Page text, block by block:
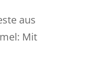
aus
Mit